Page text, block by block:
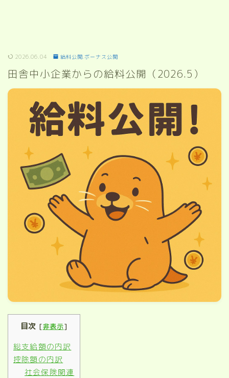
2026.06.04 給料公開.ボーナス公開
田舎中小企業からの給料公開（2026.5）
目次 [非表示]
総支給額の内訳
控除額の内訳
社会保険関連